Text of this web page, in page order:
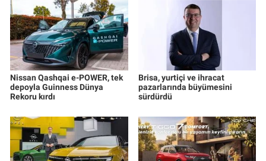
Nissan Qashqai e-POWER, tek
depoyla Guinness Dünya
Rekoru kırdı
Brisa, yurtiçi ve ihracat
pazarlarında büyümesini
sürdürdü